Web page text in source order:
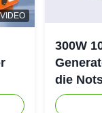
VIDEO
300W
die